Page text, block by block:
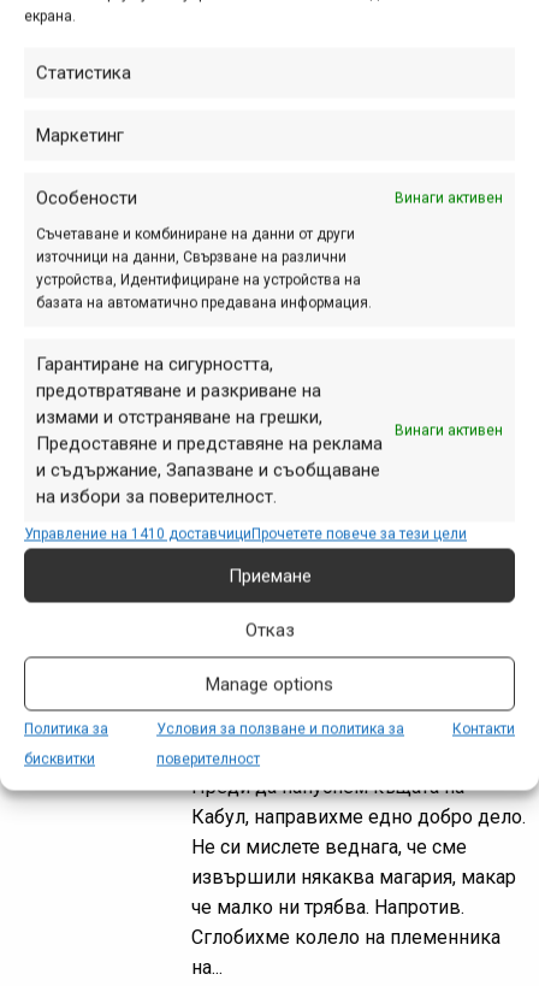
екрана.
Статистика
Маркетинг
Особености Винаги активен
Съчетаване и комбиниране на данни от други
източници на данни, Свързване на различни
устройства, Идентифициране на устройства на
базата на автоматично предавана информация.
Гарантиране на сигурността,
предотвратяване и разкриване на
измами и отстраняване на грешки,
Предоставяне и представяне на реклама
и съдържание, Запазване и съобщаване
на избори за поверителност.
Винаги активен
Управление на 1410 доставчициПрочетете повече за тези цели
Приемане
Отказ
Manage options
Политика за
бисквитки
Условия за ползване и политика за
поверителност
Контакти
Велоекспедиция Памир
2008: Хорог
В града останахме следващите
няколко дни, които преминаваха в
тотално разпасване и излежаване.
Макар че, както е известно, и
усилия. То не че имаше какво да...
Велоекспедиция Памир
2008: Вер – Хорог
фев. 27, 2012 at 22:19. 399
Преди да напуснем къщата на
Кабул, направихме едно добро дело.
Не си мислете веднага, че сме
извършили някаква магария, макар
че малко ни трябва. Напротив.
Сглобихме колело на племенника
на...